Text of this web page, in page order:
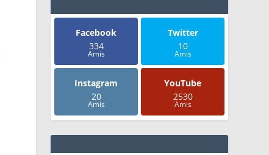
Facebook
334
Amis
Twitter
10
Amis
Instagram
20
Amis
YouTube
2530
Amis